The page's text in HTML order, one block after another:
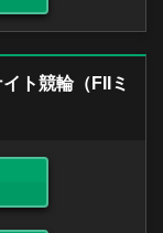
ト競輪（FIIミ